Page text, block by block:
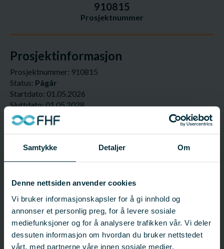
Samtykke Detaljer Om
Denne nettsiden anvender cookies
Vi bruker informasjonskapsler for å gi innhold og
annonser et personlig preg, for å levere sosiale
mediefunksjoner og for å analysere trafikken vår. Vi deler
dessuten informasjon om hvordan du bruker nettstedet
vårt, med partnerne våre innen sosiale medier,
910815
Prosjektnummer
Prosjektinformasjon
Prosjektnummer: 910815
Status: Pågår
Startdato: 01.05.2026
Sluttdato: 01.05.2028
Fagfelt:Villfisk;
FHF-ansvarlig
Fagsjef – Fiskeri - Ålesund
40 62 40 14
Ansvarlig organisasjon